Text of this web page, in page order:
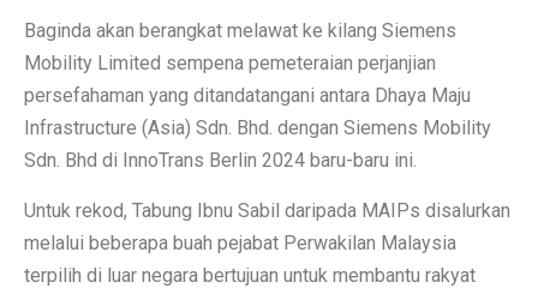
Baginda akan berangkat melawat ke kilang Siemens
Mobility Limited sempena pemeteraian perjanjian
persefahaman yang ditandatangani antara Dhaya Maju
Infrastructure (Asia) Sdn. Bhd. dengan Siemens Mobility
Sdn. Bhd di InnoTrans Berlin 2024 baru-baru ini.
Untuk rekod, Tabung Ibnu Sabil daripada MAIPs disalurkan
melalui beberapa buah pejabat Perwakilan Malaysia
terpilih di luar negara bertujuan untuk membantu rakyat